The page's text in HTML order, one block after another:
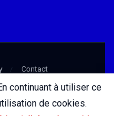
Contact
continuant à utiliser ce
de cookies.